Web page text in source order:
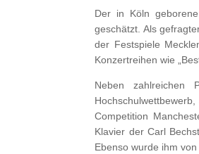
Der in Köln
geschätzt. Als
der Festspiele
Konzertreihen wie
Neben zahlreichen
Competition
Klavier der Carl
Ebenso wurde ihm